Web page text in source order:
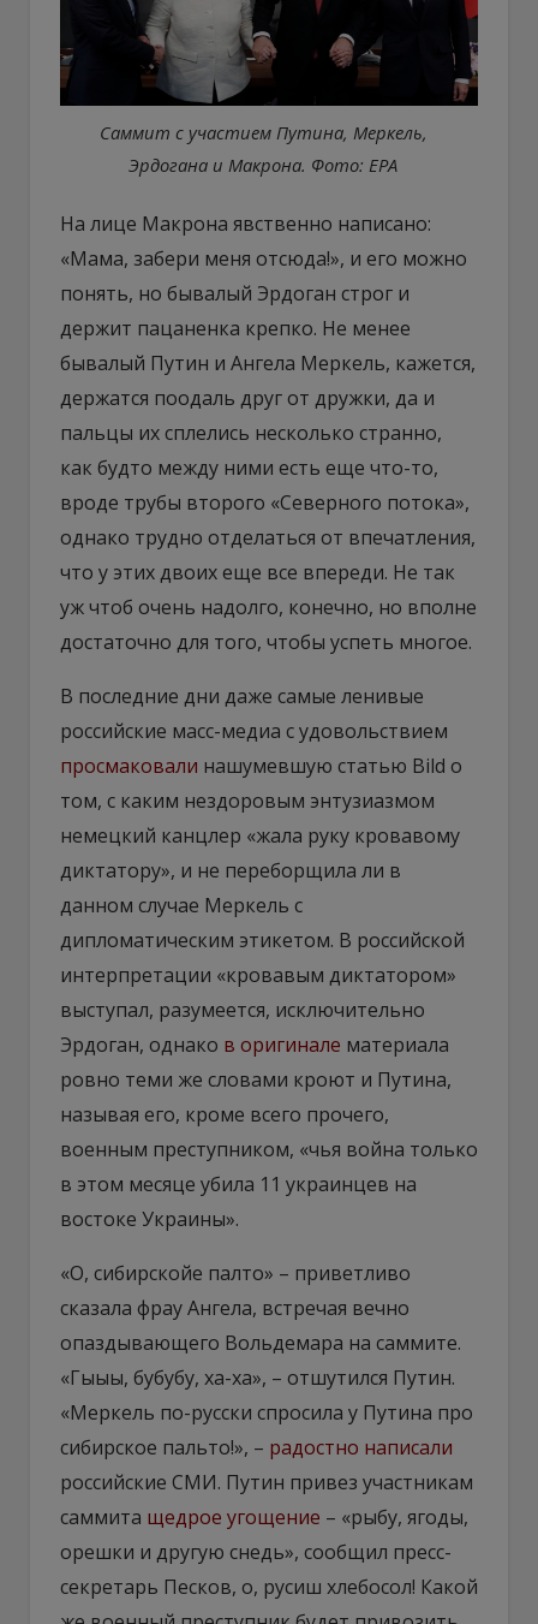
Саммит с участием Путина, Меркель,
Эрдогана и Макрона. Фото: ЕРА
На лице Макрона явственно написано:
«Мама, забери меня отсюда!», и его можно
понять, но бывалый Эрдоган строг и
держит пацаненка крепко. Не менее
бывалый Путин и Ангела Меркель, кажется,
держатся поодаль друг от дружки, да и
пальцы их сплелись несколько странно,
как будто между ними есть еще что-то,
вроде трубы второго «Северного потока»,
однако трудно отделаться от впечатления,
что у этих двоих еще все впереди. Не так
уж чтоб очень надолго, конечно, но вполне
достаточно для того, чтобы успеть многое.
В последние дни даже самые ленивые
российские масс-медиа с удовольствием
просмаковали нашумевшую статью Bild о
том, с каким нездоровым энтузиазмом
немецкий канцлер «жала руку кровавому
диктатору», и не переборщила ли в
данном случае Меркель с
дипломатическим этикетом. В российской
интерпретации «кровавым диктатором»
выступал, разумеется, исключительно
Эрдоган, однако в оригинале материала
ровно теми же словами кроют и Путина,
называя его, кроме всего прочего,
военным преступником, «чья война только
в этом месяце убила 11 украинцев на
востоке Украины».
«О, сибирскойе палто» – приветливо
сказала фрау Ангела, встречая вечно
опаздывающего Вольдемара на саммите.
«Гыыы, бубубу, ха-ха», – отшутился Путин.
«Меркель по-русски спросила у Путина про
сибирское пальто!», – радостно написали
российские СМИ. Путин привез участникам
саммита щедрое угощение – «рыбу, ягоды,
орешки и другую снедь», сообщил пресс-
секретарь Песков, о, русиш хлебосол! Какой